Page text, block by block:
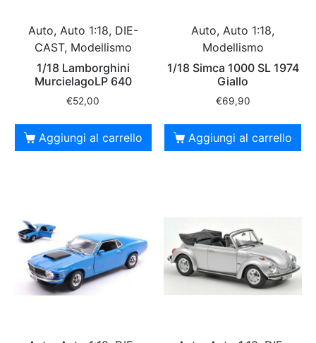
Auto, Auto 1:18, DIE-
CAST, Modellismo
1/18 Lamborghini
MurcielagoLP 640
€52,00
Aggiungi al carrello
Auto, Auto 1:18,
Modellismo
1/18 Simca 1000 SL 1974
Giallo
€69,90
Aggiungi al carrello